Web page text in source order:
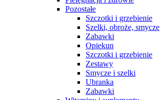
Pozostałe
Szczotki i grzebienie
Szelki, obroże, smycze
Zabawki
Opiekun
Szczotki i grzebienie
Zestawy
Smycze i szelki
Ubranka
Zabawki